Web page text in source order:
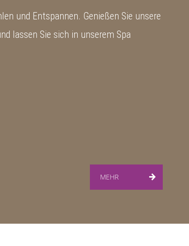
und Entspannen. Genießen Sie unsere
lassen Sie sich in unserem Spa
MEHR